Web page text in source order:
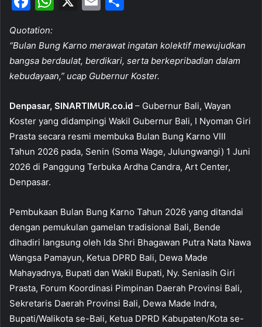
c
e
b
o
k
at
s
A
p
ai
l
ar
e
Quotation:
“Bulan Bung Karno merawat ingatan kolektif mewujudkan
bangsa berdaulat, berdikari, serta berkepribadian dalam
kebudayaan,” ucap Gubernur Koster.
Denpasar, SINARTIMUR.co.id – Gubernur Bali, Wayan
Koster yang didampingi Wakil Gubernur Bali, I Nyoman Giri
Prasta secara resmi membuka Bulan Bung Karno VIII
Tahun 2026 pada, Senin (Soma Wage, Julungwangi) 1 Juni
2026 di Panggung Terbuka Ardha Candra, Art Center,
Denpasar.
Pembukaan Bulan Bung Karno Tahun 2026 yang ditandai
dengan pemukulan gamelan tradisional Bali, Bende
dihadiri langsung oleh Ida Shri Bhagawan Putra Nata Nawa
Wangsa Pamayun, Ketua DPRD Bali, Dewa Made
Mahayadnya, Bupati dan Wakil Bupati, Ny. Seniasih Giri
Prasta, Forum Koordinasi Pimpinan Daerah Provinsi Bali,
Sekretaris Daerah Provinsi Bali, Dewa Made Indra,
Bupati/Walikota se-Bali, Ketua DPRD Kabupaten/Kota se-